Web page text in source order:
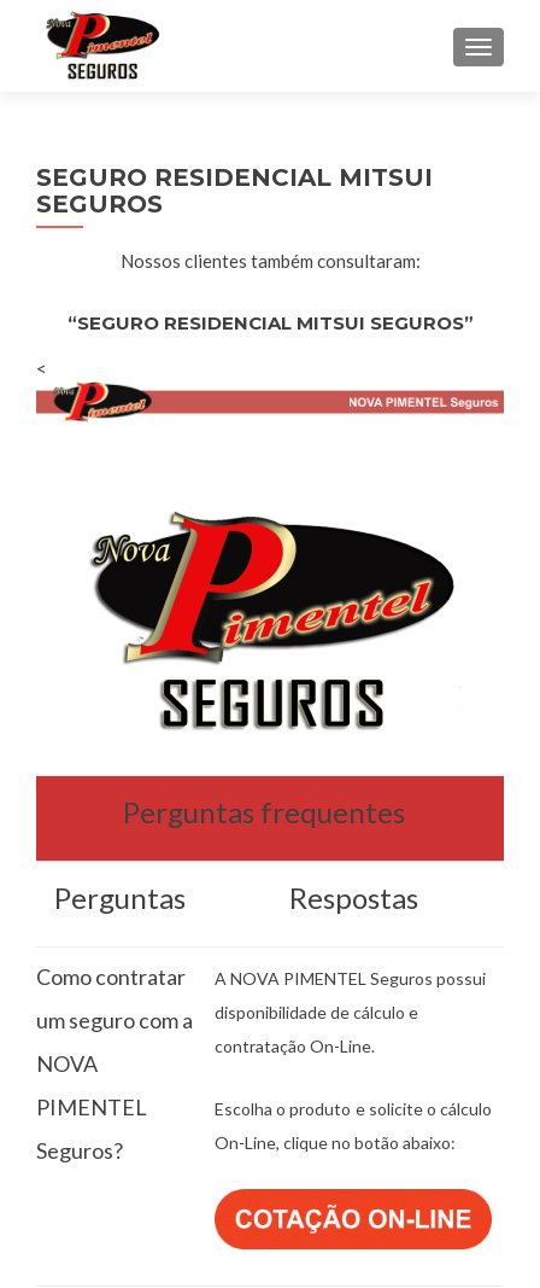
SEGURO RESIDENCIAL MITSUI
SEGUROS
Nossos clientes também consultaram:
“SEGURO RESIDENCIAL MITSUI SEGUROS”
<
Perguntas frequentes
Perguntas Respostas
Como contratar
um seguro com a
NOVA
PIMENTEL
Seguros?
A NOVA PIMENTEL Seguros possui
disponibilidade de cálculo e
contratação On-Line.
Escolha o produto e solicite o cálculo
On-Line, clique no botão abaixo: